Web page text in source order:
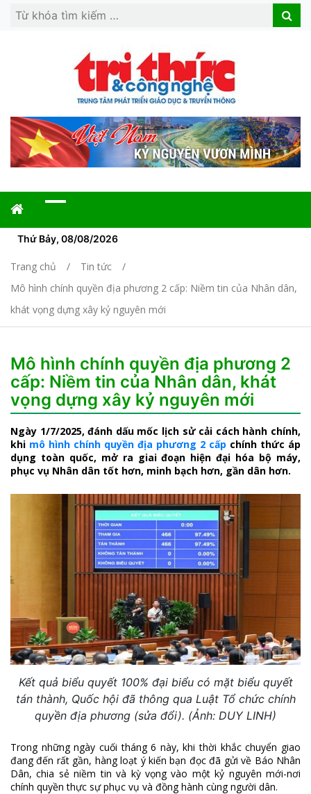
Search
Search
Thứ Bảy, 08/08/2026
Trang chủ
Tin tức
Mô hình chính quyền địa phương 2 cấp: Niềm tin của Nhân dân,
khát vọng dựng xây kỷ nguyên mới
Mô hình chính quyền địa phương 2
cấp: Niềm tin của Nhân dân, khát
vọng dựng xây kỷ nguyên mới
Ngày 1/7/2025, đánh dấu mốc lịch sử cải cách hành chính,
khi mô hình chính quyền địa phương 2 cấp chính thức áp
dụng toàn quốc, mở ra giai đoạn hiện đại hóa bộ máy,
phục vụ Nhân dân tốt hơn, minh bạch hơn, gần dân hơn.
Kết quả biểu quyết 100% đại biểu có mặt biểu quyết
tán thành, Quốc hội đã thông qua Luật Tổ chức chính
quyền địa phương (sửa đổi). (Ảnh: DUY LINH)
Trong những ngày cuối tháng 6 này, khi thời khắc chuyển giao
đang đến rất gần, hàng loạt ý kiến bạn đọc đã gửi về Báo Nhân
Dân, chia sẻ niềm tin và kỳ vọng vào một kỷ nguyên mới-nơi
chính quyền thực sự phục vụ và đồng hành cùng người dân.